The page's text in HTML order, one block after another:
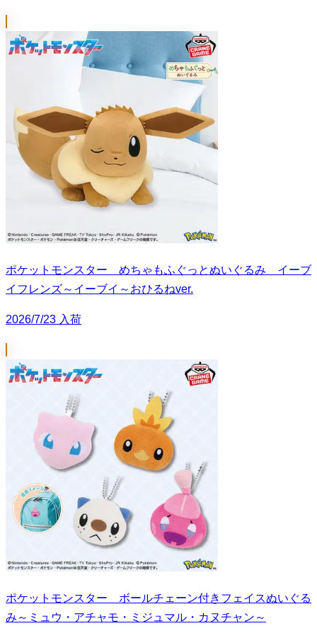
ポケットモンスター めちゃもふぐっとぬいぐるみ イーブ
イフレンズ～イーブイ～おひるねver.
2026/7/23 入荷
ポケットモンスター ボールチェーン付きフェイスぬいぐる
み～ミュウ・アチャモ・ミジュマル・カヌチャン～